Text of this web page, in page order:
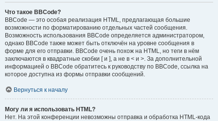
Что такое BBCode?
BBCode — это особая реализация HTML, предлагающая большие
возможности по форматированию отдельных частей сообщения.
Возможность использования BBCode определяется администратором,
однако BBCode также может быть отключён на уровне сообщения в
форме для его отправки. BBCode очень похож на HTML, но теги в нём
заключаются в квадратные скобки [ и ], а не в < и >. За дополнительной
информацией о BBCode обратитесь к руководству по BBCode, ссылка на
которое доступна из формы отправки сообщений.
Вернуться к началу
Могу ли я использовать HTML?
Нет. На этой конференции невозможны отправка и обработка HTML-кода